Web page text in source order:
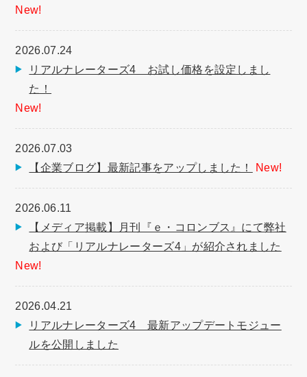
New!
2026.07.24
リアルナレーターズ4 お試し価格を設定しまし
た！
New!
2026.07.03
【企業ブログ】最新記事をアップしました！
New!
2026.06.11
【メディア掲載】月刊『ｅ・コロンブス』にて弊社
および「リアルナレーターズ4」が紹介されました
New!
2026.04.21
リアルナレーターズ4 最新アップデートモジュー
ルを公開しました